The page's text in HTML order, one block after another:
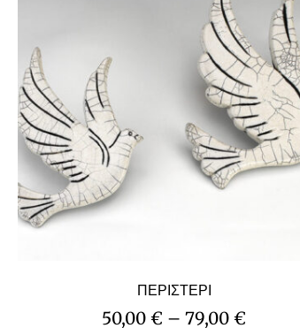
ΠΕΡΙΣΤΕΡΙ
50,00€ – 79,00€